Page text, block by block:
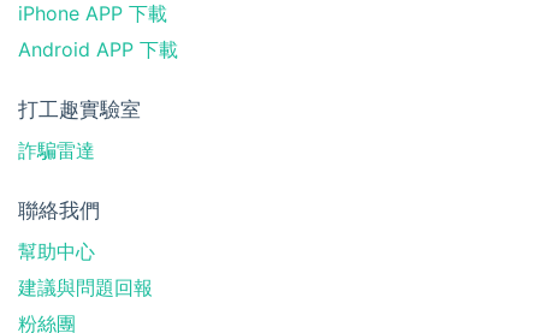
iPhone APP 下載
Android APP 下載
打工趣實驗室
詐騙雷達
聯絡我們
幫助中心
建議與問題回報
粉絲團